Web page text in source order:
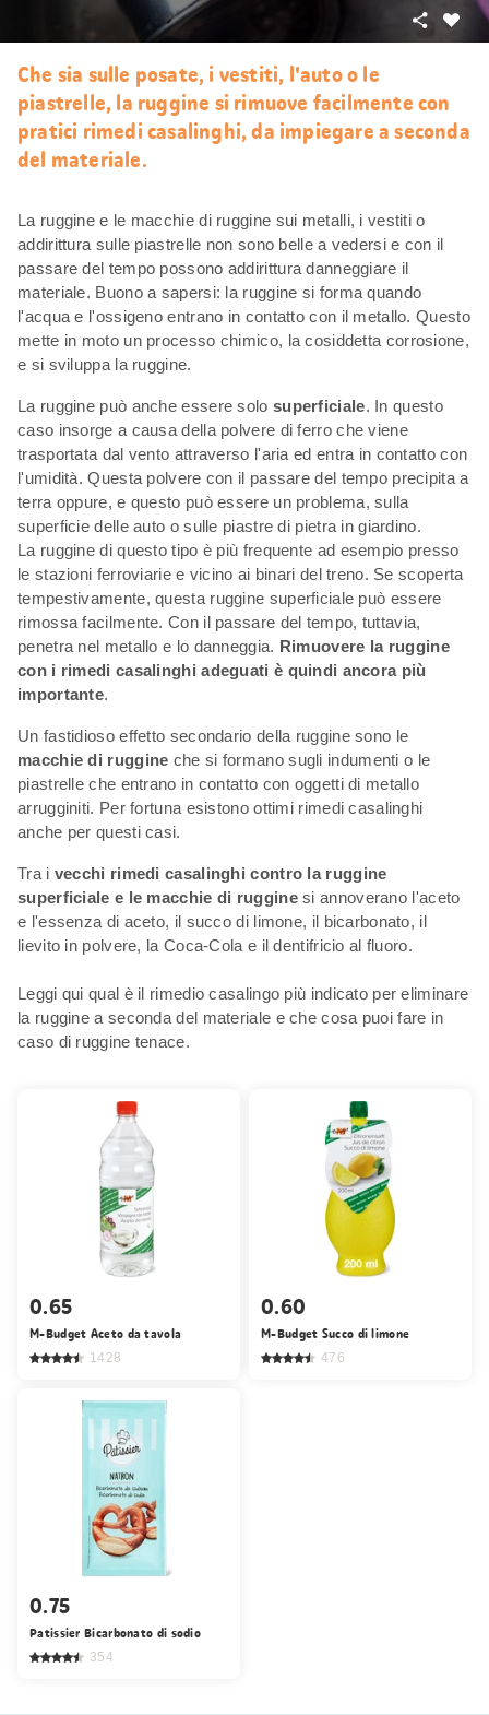
Condividi
Che sia sulle posate, i vestiti, l'auto o le
piastrelle, la ruggine si rimuove facilmente con
pratici rimedi casalinghi, da impiegare a seconda
del materiale.
La ruggine e le macchie di ruggine sui metalli, i vestiti o
addirittura sulle piastrelle non sono belle a vedersi e con il
passare del tempo possono addirittura danneggiare il
materiale. Buono a sapersi: la ruggine si forma quando
l'acqua e l'ossigeno entrano in contatto con il metallo. Questo
mette in moto un processo chimico, la cosiddetta corrosione,
e si sviluppa la ruggine.
La ruggine può anche essere solo superficiale. In questo
caso insorge a causa della polvere di ferro che viene
trasportata dal vento attraverso l'aria ed entra in contatto con
l'umidità. Questa polvere con il passare del tempo precipita a
terra oppure, e questo può essere un problema, sulla
superficie delle auto o sulle piastre di pietra in giardino.
La ruggine di questo tipo è più frequente ad esempio presso
le stazioni ferroviarie e vicino ai binari del treno. Se scoperta
tempestivamente, questa ruggine superficiale può essere
rimossa facilmente. Con il passare del tempo, tuttavia,
penetra nel metallo e lo danneggia. Rimuovere la ruggine
con i rimedi casalinghi adeguati è quindi ancora più
importante.
Un fastidioso effetto secondario della ruggine sono le
macchie di ruggine che si formano sugli indumenti o le
piastrelle che entrano in contatto con oggetti di metallo
arrugginiti. Per fortuna esistono ottimi rimedi casalinghi
anche per questi casi.
Tra i vecchi rimedi casalinghi contro la ruggine
superficiale e le macchie di rugginesi annoverano l'aceto
e l'essenza di aceto, il succo di limone, il bicarbonato, il
lievito in polvere, la Coca-Cola e il dentifricio al fluoro.
Leggi qui qual è il rimedio casalingo più indicato per eliminare
la ruggine a seconda del materiale e che cosa puoi fare in
caso di ruggine tenace.
0.65
M-Budget Aceto da tavola
1428
0.60
M-Budget Succo di limone
476
0.75
Patissier Bicarbonato di sodio
354